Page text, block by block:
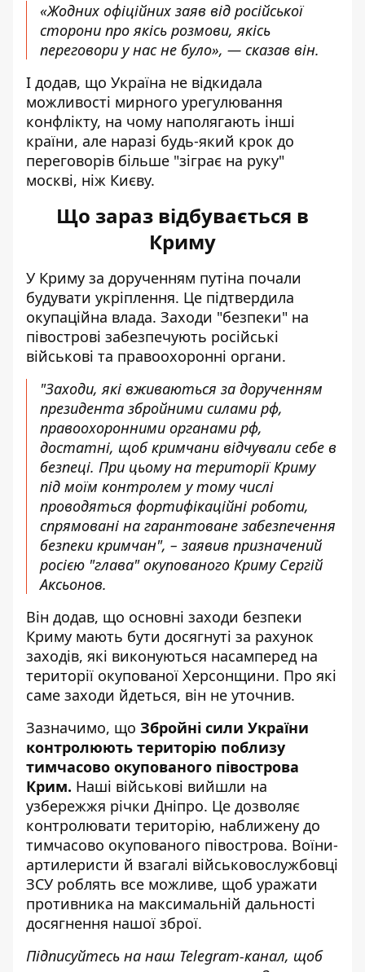
«Жодних офіційних заяв від російської
сторони про якісь розмови, якісь
переговори у нас не було», — сказав він.
І додав, що Україна не відкидала
можливості мирного урегулювання
конфлікту, на чому наполягають інші
країни, але наразі будь-який крок до
переговорів більше "зіграє на руку"
москві, ніж Києву.
Що зараз відбувається в
Криму
У Криму за дорученням путіна почали
будувати укріплення. Це підтвердила
окупаційна влада. Заходи "безпеки" на
півострові забезпечують російські
військові та правоохоронні органи.
"Заходи, які вживаються за дорученням
президента збройними силами рф,
правоохоронними органами рф,
достатні, щоб кримчани відчували себе в
безпеці. При цьому на території Криму
під моїм контролем у тому числі
проводяться фортифікаційні роботи,
спрямовані на гарантоване забезпечення
безпеки кримчан", – заявив призначений
росією "глава" окупованого Криму Сергій
Аксьонов.
Він додав, що основні заходи безпеки
Криму мають бути досягнуті за рахунок
заходів, які виконуються насамперед на
території окупованої Херсонщини. Про які
саме заходи йдеться, він не уточнив.
Зазначимо, що Збройні сили України
контролюють територію поблизу
тимчасово окупованого півострова
Крим. Наші військові вийшли на
узбережжя річки Дніпро. Це дозволяє
контролювати територію, наближену до
тимчасово окупованого півострова. Воїни-
артилеристи й взагалі військовослужбовці
ЗСУ роблять все можливе, щоб уражати
противника на максимальній дальності
досягнення нашої зброї.
Підписуйтесь на наш Telegram-канал, щоб